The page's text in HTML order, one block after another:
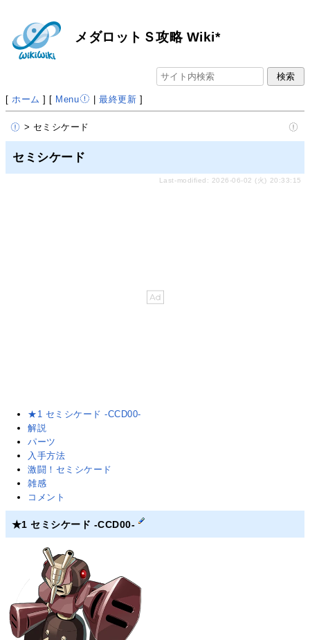
メダロットＳ攻略 Wiki*
[ ホーム ] [ Menu |最終更新 ]
> セミシケード
セミシケード
Last-modified: 2026-06-02 (火) 20:33:15
★1 セミシケード -CCD00-
解説
パーツ
入手方法
激闘！セミシケード
雑感
コメント
★1 セミシケード -CCD00-